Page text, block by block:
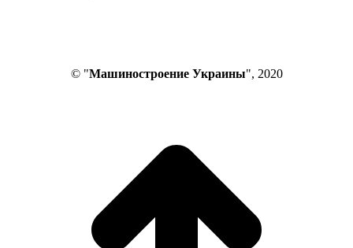
© "Машиностроение Украины", 2020